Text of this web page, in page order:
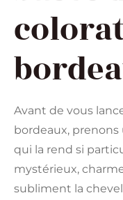
Avant de vous
bordeaux,
qui la rend si
mystérieux,
subliment la